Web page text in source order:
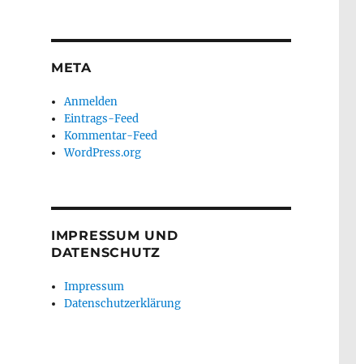
META
Anmelden
Eintrags-Feed
Kommentar-Feed
WordPress.org
IMPRESSUM UND
DATENSCHUTZ
Impressum
Datenschutzerklärung